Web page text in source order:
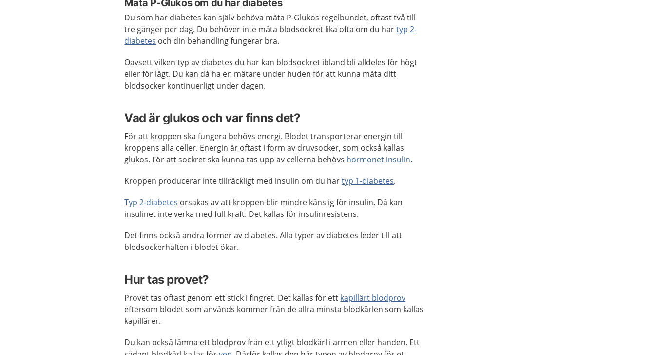
Mäta P-Glukos om du har diabetes
Du som har diabetes kan själv behöva mäta P-Glukos regelbundet, oftast två till
tre gånger per dag. Du behöver inte mäta blodsockret lika ofta om du hartyp 2-
diabetes och din behandling fungerar bra.
Oavsett vilken typ av diabetes du har kan blodsockret ibland bli alldeles för högt
eller för lågt. Du kan då ha en mätare under huden för att kunna mäta ditt
blodsocker kontinuerligt under dagen.
Vad är glukos och var finns det?
För att kroppen ska fungera behövs energi. Blodet transporterar energin till
kroppens alla celler. Energin är oftast i form av druvsocker, som också kallas
glukos. För att sockret ska kunna tas upp av cellerna behövs hormonet insulin.
Kroppen producerar inte tillräckligt med insulin om du hartyp 1-diabetes.
Typ 2-diabetes orsakas av att kroppen blir mindre känslig för insulin. Då kan
insulinet inte verka med full kraft. Det kallas för insulinresistens.
Det finns också andra former av diabetes. Alla typer av diabetes leder till att
blodsockerhalten i blodet ökar.
Hur tas provet?
Provet tas oftast genom ett stick i fingret. Det kallas för ett kapillärt blodprov
eftersom blodet som används kommer från de allra minsta blodkärlen som kallas
kapillärer.
Du kan också lämna ett blodprov från ett ytligt blodkärl i armen eller handen. Ett